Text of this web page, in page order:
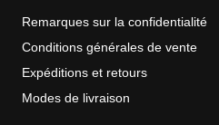
Remarques sur la confidentialité
Conditions générales de vente
Expéditions et retours
Modes de livraison